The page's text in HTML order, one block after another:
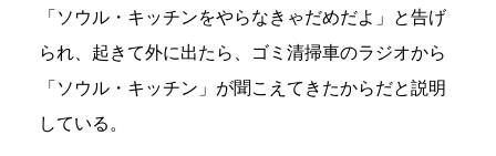
「ソウル・キッチンをやらなきゃだめだよ」と告げ
られ、起きて外に出たら、ゴミ清掃車のラジオから
「ソウル・キッチン」が聞こえてきたからだと説明
している。